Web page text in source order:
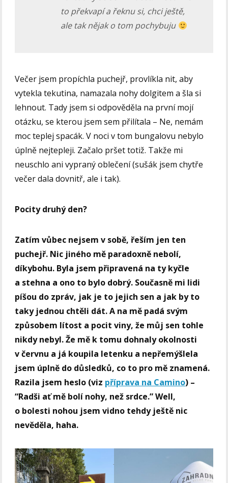
to překvapí a řeknu si, chci ještě,
ale tak nějak o tom pochybuju
Večer jsem propíchla puchejř, provlíkla nit, aby
vytekla tekutina, namazala nohy dolgitem a šla si
lehnout. Tady jsem si odpověděla na první mojí
otázku, se kterou jsem sem přilítala – Ne, nemám
moc teplej spacák. V noci v tom bungalovu nebylo
úplně nejtepleji. Začalo pršet totiž. Takže mi
neuschlo ani vypraný oblečení (sušák jsem chytře
večer dala dovnitř, ale i tak).
Pocity druhý den?
Zatím vůbec nejsem v sobě, řeším jen ten
puchejř. Nic jiného mě paradoxně nebolí,
díkybohu. Byla jsem připravená na ty kyčle
a stehna a ono to bylo dobrý. Současně mi lidi
píšou do zpráv, jak je to jejich sen a jak by to
taky jednou chtěli dát. A na mě padá svým
způsobem lítost a pocit viny, že můj sen tohle
nikdy nebyl. Že mě k tomu dohnaly okolnosti
v červnu a já koupila letenku a nepřemýšlela
jsem úplně do důsledků, co to pro mě znamená.
Razila jsem heslo (viz příprava na Camino) –
“Radši ať mě bolí nohy, než srdce.” Well,
o bolesti nohou jsem vidno tehdy ještě nic
nevěděla, haha.